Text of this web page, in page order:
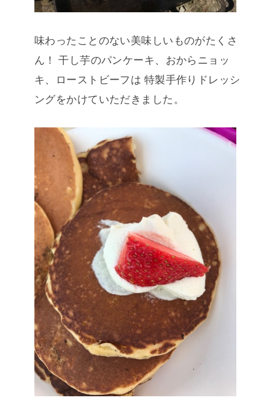
味わったことのない美味しいものがたくさ
ん！ 干し芋のパンケーキ、おからニョッ
キ、ローストビーフは 特製手作りドレッシ
ングをかけていただきました。